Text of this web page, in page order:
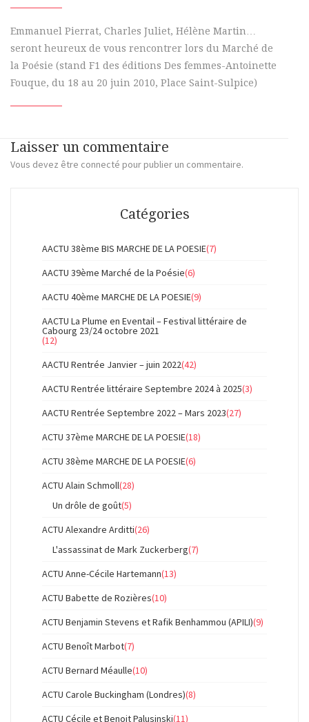
Emmanuel Pierrat, Charles Juliet, Hélène Martin…
seront heureux de vous rencontrer lors du Marché de
la Poésie (stand F1 des éditions Des femmes-Antoinette
Fouque, du 18 au 20 juin 2010, Place Saint-Sulpice)
Laisser un commentaire
Vous devez être connecté pour publier un commentaire.
Catégories
AACTU 38ème BIS MARCHE DE LA POESIE(7)
AACTU 39ème Marché de la Poésie(6)
AACTU 40ème MARCHE DE LA POESIE(9)
AACTU La Plume en Eventail – Festival littéraire de
Cabourg 23/24 octobre 2021
(12)
AACTU Rentrée Janvier – juin 2022(42)
AACTU Rentrée littéraire Septembre 2024 à 2025(3)
AACTU Rentrée Septembre 2022 – Mars 2023(27)
ACTU 37ème MARCHE DE LA POESIE(18)
ACTU 38ème MARCHE DE LA POESIE(6)
ACTU Alain Schmoll(28)
Un drôle de goût(5)
ACTU Alexandre Arditti(26)
L'assassinat de Mark Zuckerberg(7)
ACTU Anne-Cécile Hartemann(13)
ACTU Babette de Rozières(10)
ACTU Benjamin Stevens et Rafik Benhammou (APILI)(9)
ACTU Benoît Marbot(7)
ACTU Bernard Méaulle(10)
ACTU Carole Buckingham (Londres)(8)
ACTU Cécile et Benoit Palusinski(11)